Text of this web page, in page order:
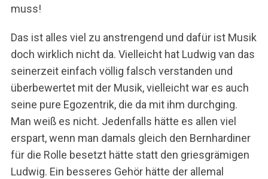
muss!
Das ist alles viel zu anstrengend und dafür ist Musik
doch wirklich nicht da. Vielleicht hat Ludwig van das
seinerzeit einfach völlig falsch verstanden und
überbewertet mit der Musik, vielleicht war es auch
seine pure Egozentrik, die da mit ihm durchging.
Man weiß es nicht. Jedenfalls hätte es allen viel
erspart, wenn man damals gleich den Bernhardiner
für die Rolle besetzt hätte statt den griesgrämigen
Ludwig. Ein besseres Gehör hätte der allemal
S
e
r
c
h
f